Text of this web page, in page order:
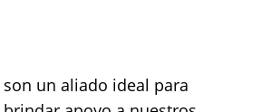
son un aliado ideal para